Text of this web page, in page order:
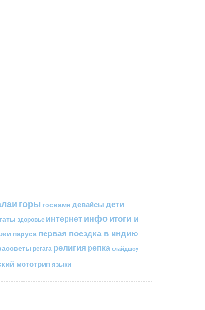
горы госвами девайсы дети
здоровье интернетинфоитоги и
паруса первая поездка в индию
регата религия репка слайдшоу
мототрип языки